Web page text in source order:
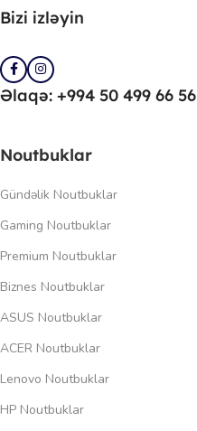
Bizi izləyin
Əlaqə: +994 50 499 66 56
Noutbuklar
Gündəlik Noutbuklar
Gaming Noutbuklar
Premium Noutbuklar
Biznes Noutbuklar
ASUS Noutbuklar
ACER Noutbuklar
Lenovo Noutbuklar
HP Noutbuklar